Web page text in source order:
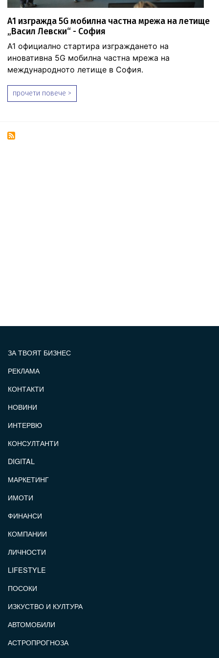
А1 изгражда 5G мобилна частна мрежа на летище
„Васил Левски“ - София
А1 официално стартира изграждането на
иновативна 5G мобилна частна мрежа на
международното летище в София.
прочети повече >
ЗА ТВОЯТ БИЗНЕС
РЕКЛАМА
КОНТАКТИ
НОВИНИ
ИНТЕРВЮ
КОНСУЛТАНТИ
DIGITAL
МАРКЕТИНГ
ИМОТИ
ФИНАНСИ
КОМПАНИИ
ЛИЧНОСТИ
LIFESTYLE
ПОСОКИ
ИЗКУСТВО И КУЛТУРА
АВТОМОБИЛИ
АСТРОПРОГНОЗА